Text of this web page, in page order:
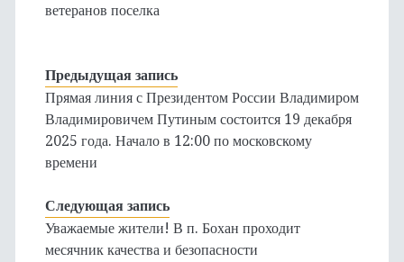
ветеранов поселка
Предыдущая запись
Прямая линия с Президентом России Владимиром
Владимировичем Путиным состоится 19 декабря
2025 года. Начало в 12:00 по московскому
времени
Следующая запись
Уважаемые жители! В п. Бохан проходит
месячник качества и безопасности